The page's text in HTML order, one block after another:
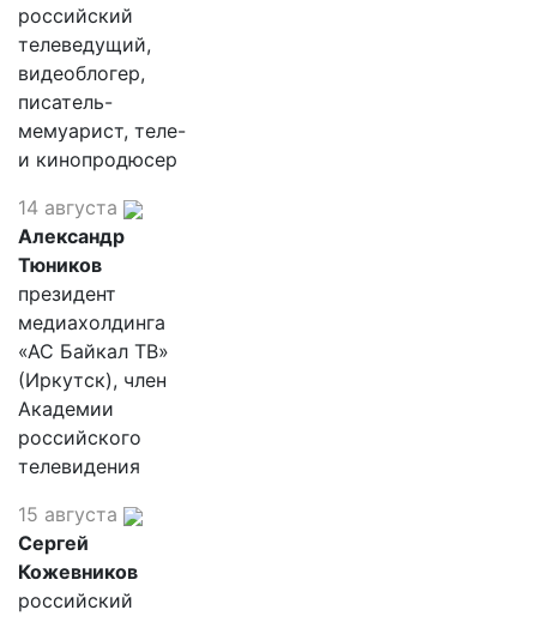
российский
телеведущий,
видеоблогер,
писатель-
мемуарист, теле-
и кинопродюсер
14 августа
Александр
Тюников
президент
медиахолдинга
«АС Байкал ТВ»
(Иркутск), член
Академии
российского
телевидения
15 августа
Сергей
Кожевников
российский